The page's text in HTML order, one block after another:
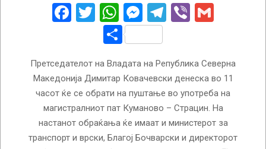
Facebook
Twitter
WhatsApp
Messenger
Telegram
Viber
Share
Претседателот на Владата на Република Северна
Македонија Димитар Ковачевски денеска во 11
часот ќе се обрати на пуштање во употреба на
магистралниот пат Куманово – Страцин. На
настанот обраќања ќе имаат и министерот за
транспорт и врски, Благој Бочварски и директорот